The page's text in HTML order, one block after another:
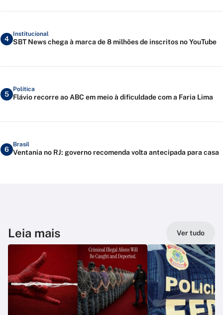
4
Institucional
SBT News chega à marca de 8 milhões de inscritos no YouTube
5
Política
Flávio recorre ao ABC em meio à dificuldade com a Faria Lima
6
Brasil
Ventania no RJ: governo recomenda volta antecipada para casa
Leia mais Ver tudo